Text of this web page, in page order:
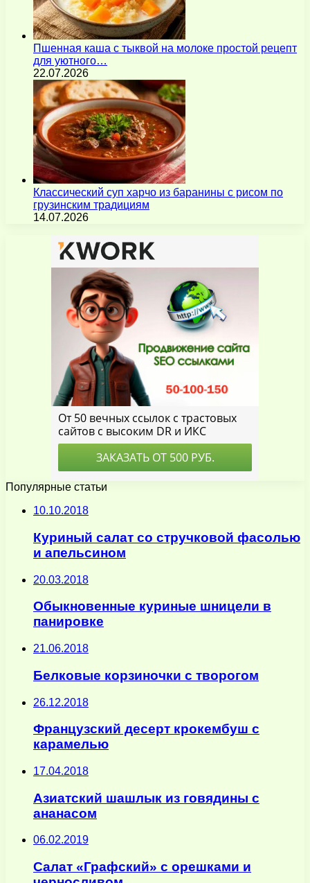
Пшенная каша с тыквой на молоке простой рецепт
для уютного…
22.07.2026
Классический суп харчо из баранины с рисом по
грузинским традициям
14.07.2026
Популярные статьи
10.10.2018
Куриный салат со стручковой фасолью
и апельсином
20.03.2018
Обыкновенные куриные шницели в
панировке
21.06.2018
Белковые корзиночки с творогом
26.12.2018
Французский десерт крокембуш с
карамелью
17.04.2018
Азиатский шашлык из говядины с
ананасом
06.02.2019
Салат «Графский» с орешками и